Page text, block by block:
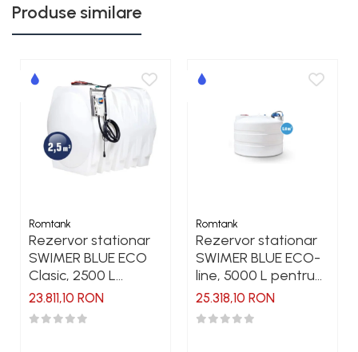
Produse similare
Romtank
Rezervor stationar
SWIMER BLUE ECO
Clasic, 2500 L
pentru solutie de
uree (DEF)
23.811,10 RON
Romtank
Rezervor stationar
SWIMER BLUE ECO-
line, 5000 L pentru
solutie de uree (DEF)
25.318,10 RON